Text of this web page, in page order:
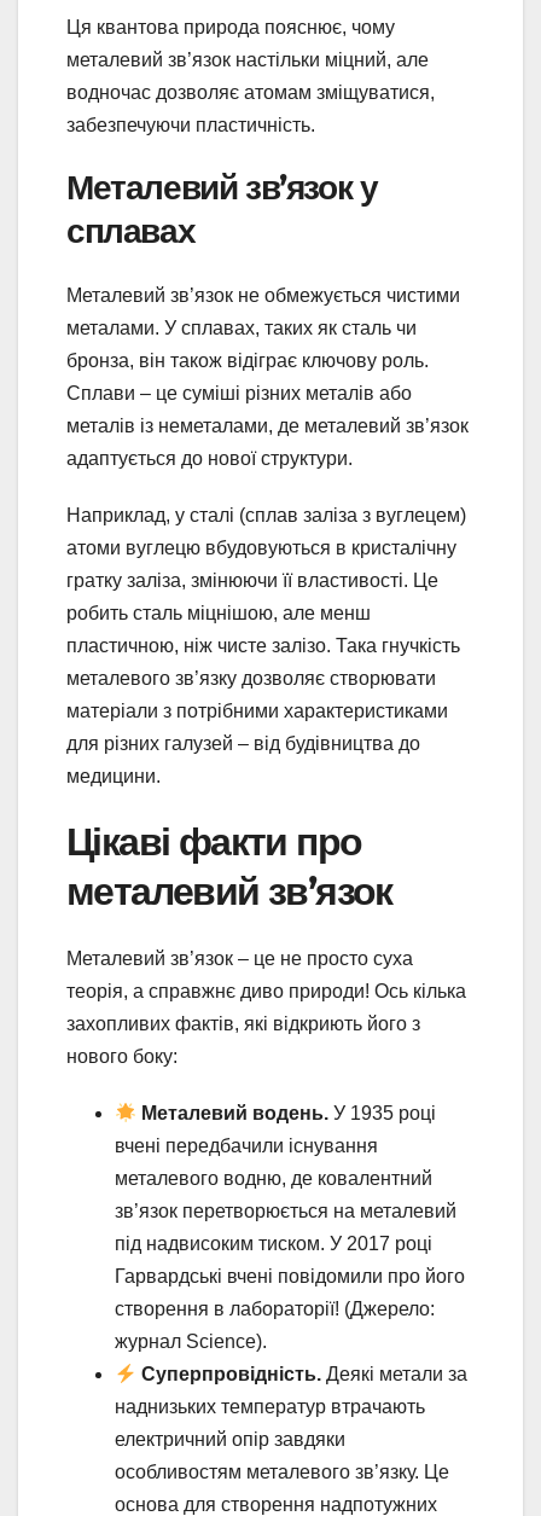
Ця квантова природа пояснює, чому
металевий зв’язок настільки міцний, але
водночас дозволяє атомам зміщуватися,
забезпечуючи пластичність.
Металевий зв’язок у
сплавах
Металевий зв’язок не обмежується чистими
металами. У сплавах, таких як сталь чи
бронза, він також відіграє ключову роль.
Сплави – це суміші різних металів або
металів із неметалами, де металевий зв’язок
адаптується до нової структури.
Наприклад, у сталі (сплав заліза з вуглецем)
атоми вуглецю вбудовуються в кристалічну
гратку заліза, змінюючи її властивості. Це
робить сталь міцнішою, але менш
пластичною, ніж чисте залізо. Така гнучкість
металевого зв’язку дозволяє створювати
матеріали з потрібними характеристиками
для різних галузей – від будівництва до
медицини.
Цікаві факти про
металевий зв’язок
Металевий зв’язок – це не просто суха
теорія, а справжнє диво природи! Ось кілька
захопливих фактів, які відкриють його з
нового боку:
Металевий водень. У 1935 році
вчені передбачили існування
металевого водню, де ковалентний
зв’язок перетворюється на металевий
під надвисоким тиском. У 2017 році
Гарвардські вчені повідомили про його
створення в лабораторії! (Джерело:
журнал Science).
Суперпровідність. Деякі метали за
наднизьких температур втрачають
електричний опір завдяки
особливостям металевого зв’язку. Це
основа для створення надпотужних